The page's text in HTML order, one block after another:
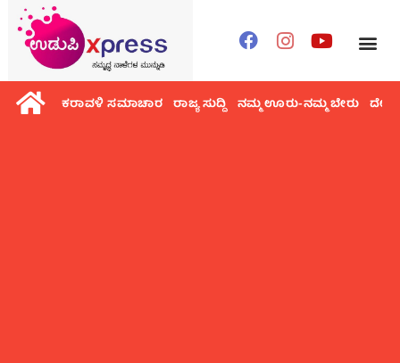
ಕರಾವಳಿ ಸಮಾಚಾರ ರಾಜ್ಯ ಸುದ್ದಿ ನಮ್ಮ ಊರು-ನಮ್ಮ ಬೇರು ದೇಶ